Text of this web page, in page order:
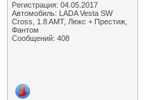
Регистрация: 04.05.2017
Автомобиль: LADA Vesta SW
Cross, 1.8 AMT, Люкс + Престиж,
Фантом
Сообщений: 408